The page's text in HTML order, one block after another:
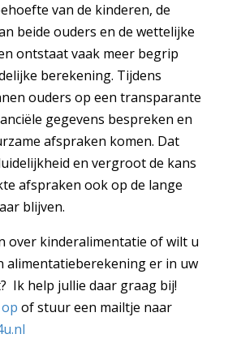
van de kinderen, de
beide ouders en de wettelijke
ontstaat vaak meer begrip
berekening. Tijdens
ouders op een transparante
gegevens bespreken en
afspraken komen. Dat
en vergroot de kans
afspraken ook op de lange
blijven.
over kinderalimentatie of wilt u
alimentatieberekening er in uw
Ik help jullie daar graag bij!
of stuur een mailtje naar